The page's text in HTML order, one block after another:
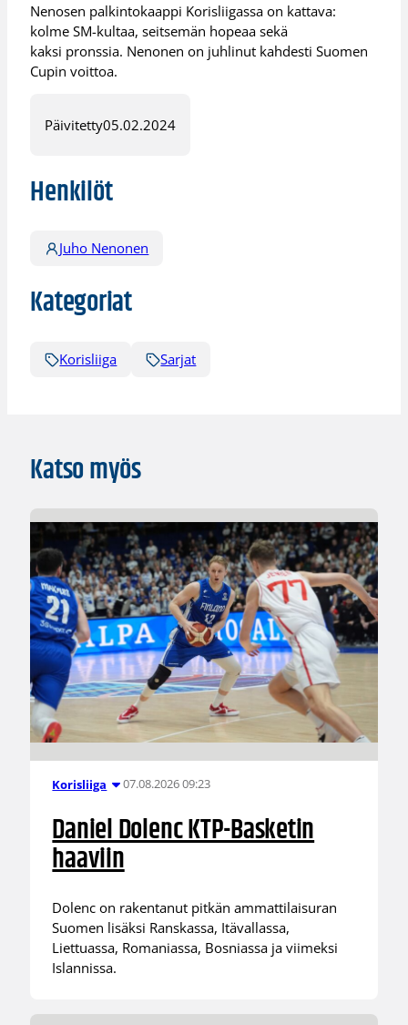
Nenosen palkintokaappi Korisliigassa on kattava:
kolme SM-kultaa, seitsemän hopeaa sekä
kaksi pronssia. Nenonen on juhlinut kahdesti Suomen
Cupin voittoa.
Päivitetty05.02.2024
Henkilöt
Juho Nenonen
Kategoriat
Korisliiga Sarjat
Katso myös
Korisliiga 07.08.2026 09:23
Daniel Dolenc KTP-Basketin
haaviin
Dolenc on rakentanut pitkän ammattilaisuran
Suomen lisäksi Ranskassa, Itävallassa,
Liettuassa, Romaniassa, Bosniassa ja viimeksi
Islannissa.